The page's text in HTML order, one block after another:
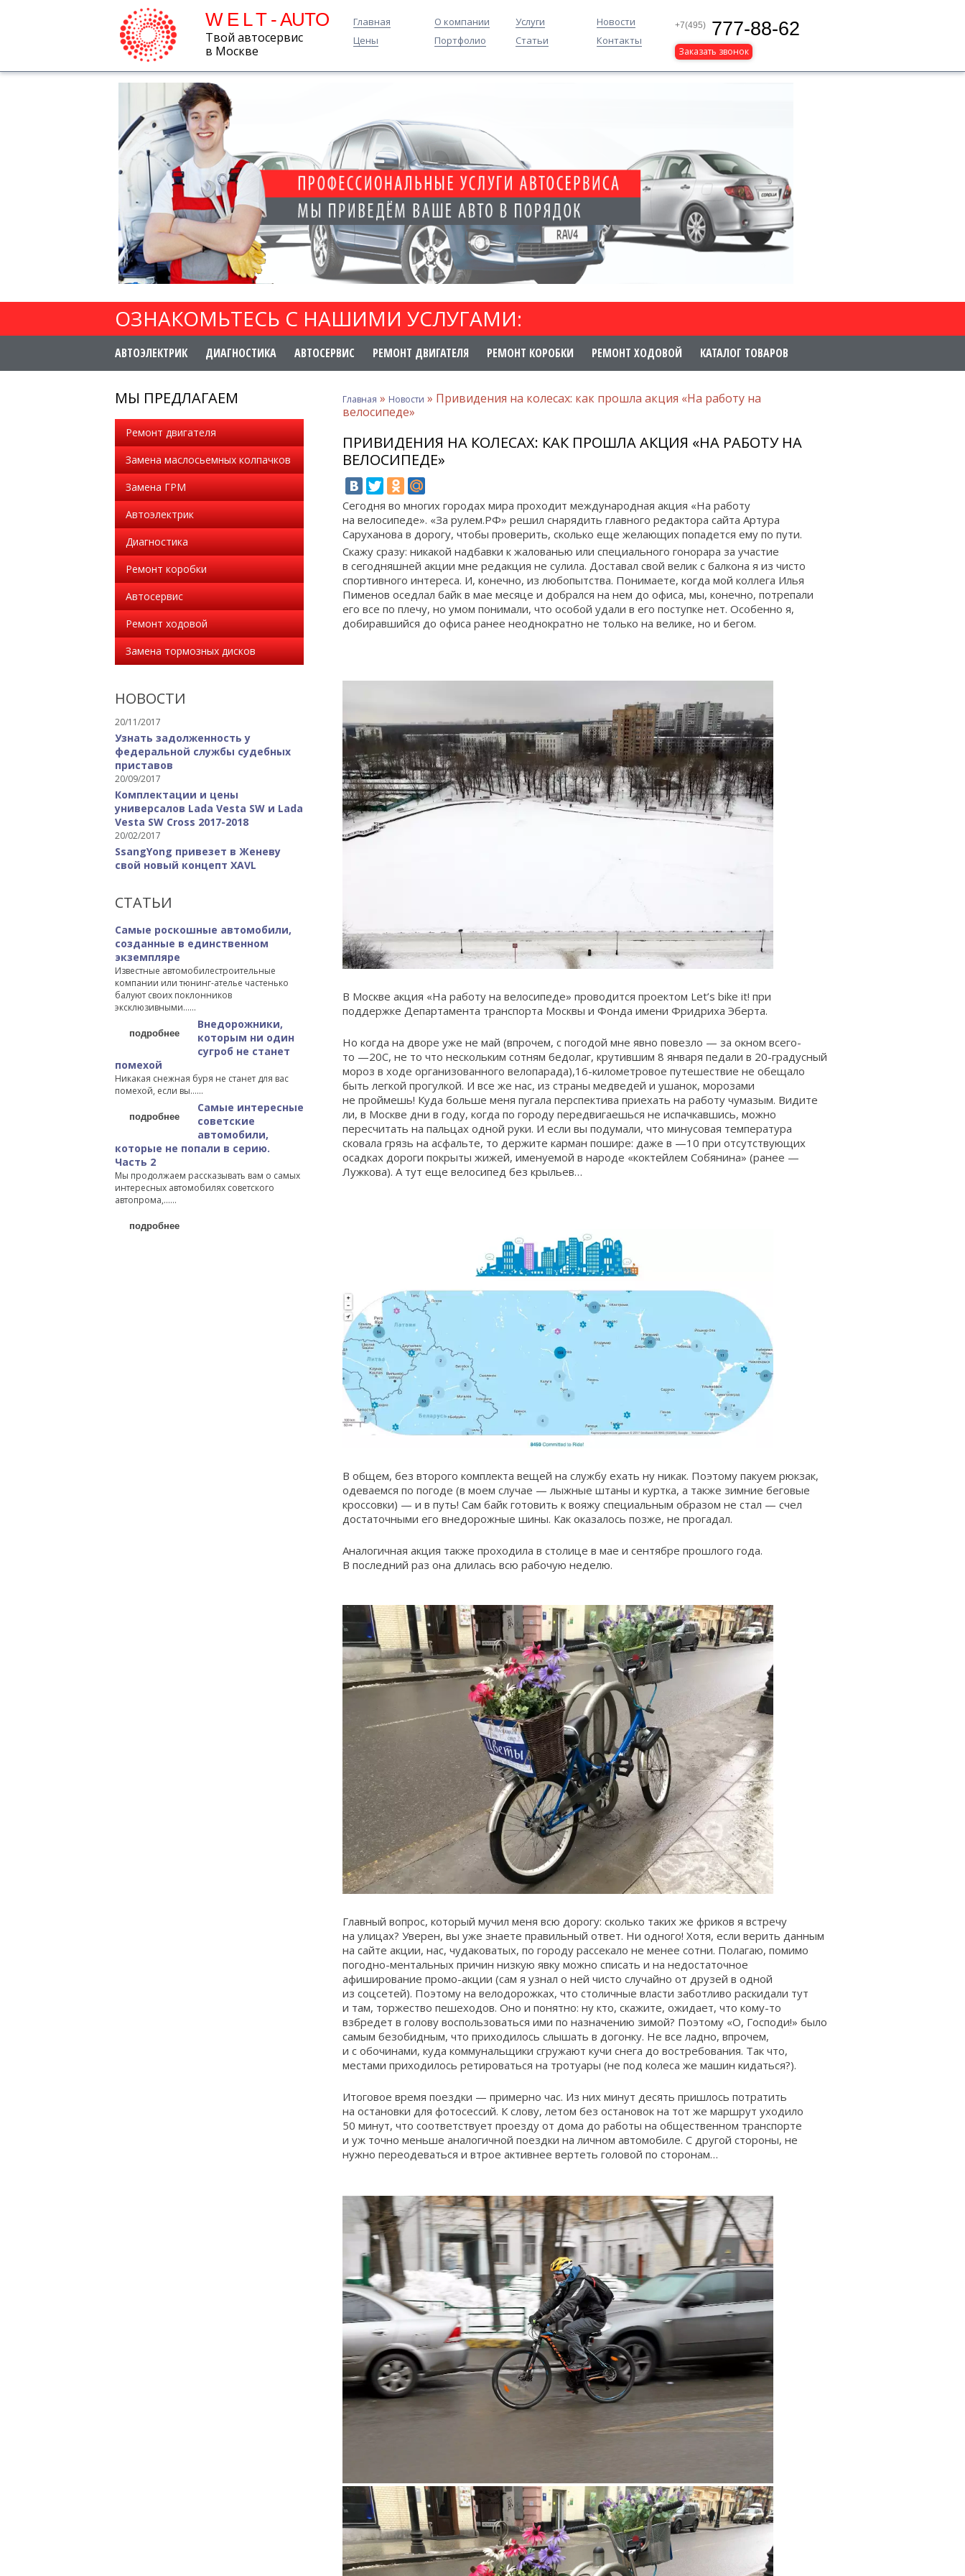
W E L T - AUTO
Твой автосервис
в Москве
Главная О компании Услуги
Новости
Цены
Портфолио Статьи Контакты
+7(495) 777-88-62
Заказать звонок
ОЗНАКОМЬТЕСЬ С НАШИМИ УСЛУГАМИ:
АВТОЭЛЕКТРИК ДИАГНОСТИКА АВТОСЕРВИС РЕМОНТ ДВИГАТЕЛЯ РЕМОНТ КОРОБКИ РЕМОНТ ХОДОВОЙ КАТАЛОГ ТОВАРОВ
МЫ ПРЕДЛАГАЕМ
Ремонт двигателя
Замена маслосьемных колпачков
Замена ГРМ
Автоэлектрик
Диагностика
Ремонт коробки
Автосервис
Ремонт ходовой
Замена тормозных дисков
НОВОСТИ
20/11/2017
Узнать задолженность у
федеральной службы судебных
приставов
20/09/2017
Комплектации и цены
универсалов Lada Vesta SW и Lada
Vesta SW Cross 2017-2018
20/02/2017
SsangYong привезет в Женеву
свой новый концепт XAVL
СТАТЬИ
Самые роскошные автомобили,
созданные в единственном
экземпляре
Известные автомобилестроительные
компании или тюнинг-ателье частенько
балуют своих поклонников
эксклюзивными…...
подробнее
Внедорожники,
которым ни один
сугроб не станет
помехой
Никакая снежная буря не станет для вас
помехой, если вы…...
подробнее
Самые интересные
советские
автомобили,
которые не попали в серию.
Часть 2
Мы продолжаем рассказывать вам о самых
интересных автомобилях советского
автопрома,…...
подробнее
Главная » Новости » Привидения на колесах: как прошла акция «На работу на
велосипеде»
ПРИВИДЕНИЯ НА КОЛЕСАХ: КАК ПРОШЛА АКЦИЯ «НА РАБОТУ НА
ВЕЛОСИПЕДЕ»
Сегодня во многих городах мира проходит международная акция «На работу
на велосипеде». «За рулем.РФ» решил снарядить главного редактора сайта Артура
Саруханова в дорогу, чтобы проверить, сколько еще желающих попадется ему по пути.
Скажу сразу: никакой надбавки к жалованью или специального гонорара за участие
в сегодняшней акции мне редакция не сулила. Доставал свой велик с балкона я из чисто
спортивного интереса. И, конечно, из любопытства. Понимаете, когда мой коллега Илья
Пименов оседлал байк в мае месяце и добрался на нем до офиса, мы, конечно, потрепали
его все по плечу, но умом понимали, что особой удали в его поступке нет. Особенно я,
добиравшийся до офиса ранее неоднократно не только на велике, но и бегом.
В Москве акция «На работу на велосипеде» проводится проектом Let’s bike it! при
поддержке Департамента транспорта Москвы и Фонда имени Фридриха Эберта.
Но когда на дворе уже не май (впрочем, с погодой мне явно повезло — за окном всего-
то —20С, не то что нескольким сотням бедолаг, крутившим 8 января педали в 20-градусный
мороз в ходе организованного велопарада),16-километровое путешествие не обещало
быть легкой прогулкой. И все же нас, из страны медведей и ушанок, морозами
не проймешь! Куда больше меня пугала перспектива приехать на работу чумазым. Видите
ли, в Москве дни в году, когда по городу передвигаешься не испачкавшись, можно
пересчитать на пальцах одной руки. И если вы подумали, что минусовая температура
сковала грязь на асфальте, то держите карман пошире: даже в —10 при отсутствующих
осадках дороги покрыты жижей, именуемой в народе «коктейлем Собянина» (ранее —
Лужкова). А тут еще велосипед без крыльев…
В общем, без второго комплекта вещей на службу ехать ну никак. Поэтому пакуем рюкзак,
одеваемся по погоде (в моем случае — лыжные штаны и куртка, а также зимние беговые
кроссовки) — и в путь! Сам байк готовить к вояжу специальным образом не стал — счел
достаточными его внедорожные шины. Как оказалось позже, не прогадал.
Аналогичная акция также проходила в столице в мае и сентябре прошлого года.
В последний раз она длилась всю рабочую неделю.
Главный вопрос, который мучил меня всю дорогу: сколько таких же фриков я встречу
на улицах? Уверен, вы уже знаете правильный ответ. Ни одного! Хотя, если верить данным
на сайте акции, нас, чудаковатых, по городу рассекало не менее сотни. Полагаю, помимо
погодно-ментальных причин низкую явку можно списать и на недостаточное
афиширование промо-акции (сам я узнал о ней чисто случайно от друзей в одной
из соцсетей). Поэтому на велодорожках, что столичные власти заботливо раскидали тут
и там, торжество пешеходов. Оно и понятно: ну кто, скажите, ожидает, что кому-то
взбредет в голову воспользоваться ими по назначению зимой? Поэтому «О, Господи!» было
самым безобидным, что приходилось слышать в догонку. Не все ладно, впрочем,
и с обочинами, куда коммунальщики сгружают кучи снега до востребования. Так что,
местами приходилось ретироваться на тротуары (не под колеса же машин кидаться?).
Итоговое время поездки — примерно час. Из них минут десять пришлось потратить
на остановки для фотосессий. К слову, летом без остановок на тот же маршрут уходило
50 минут, что соответствует проезду от дома до работы на общественном транспорте
и уж точно меньше аналогичной поездки на личном автомобиле. С другой стороны, не
нужно переодеваться и втрое активнее вертеть головой по сторонам…